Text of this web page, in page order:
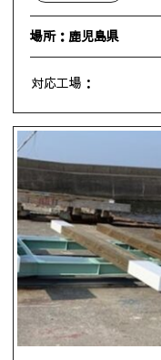
場所：鹿児島県
対応工場：